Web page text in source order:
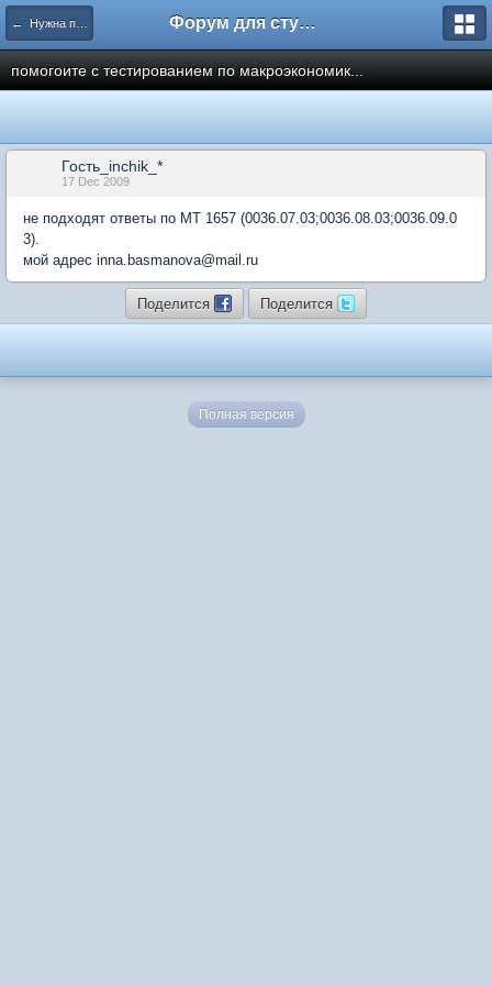
← Нужна помощь Форум для студента СГА
помогоите с тестированием по макроэкономик...
Гость_inchik_*
17 Dec 2009
не подходят ответы по МТ 1657 (0036.07.03;0036.08.03;0036.09.0
3).
мой адрес inna.basmanova@mail.ru
Поделится Поделится
Полная версия